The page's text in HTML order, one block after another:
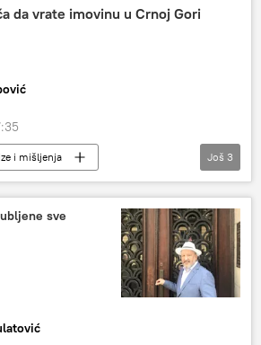
SAD
da vrate imovinu u Crnoj Gori
i mišljenja
Miločer
Još 3
sve